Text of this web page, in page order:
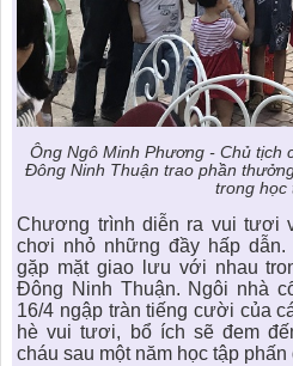
Ông Ngô Minh Phương - Chủ tịch
Đông Ninh Thuận trao phần
trong học
Chương trình diễn ra vui tươi
chơi nhỏ những đầy hấp
gặp mặt giao lưu với nhau
Đông Ninh Thuận. Ngôi nhà
16/4 ngập tràn tiếng cười của
hè vui tươi, bổ ích sẽ đem
cháu sau một năm học tập phấn